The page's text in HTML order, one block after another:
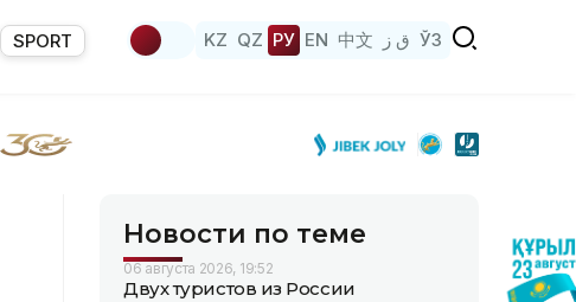
SPORT KZ QZ РУ EN 中文 ق ز ЎЗ
Новости по теме
06 августа 2026, 19:52
Двух туристов из России